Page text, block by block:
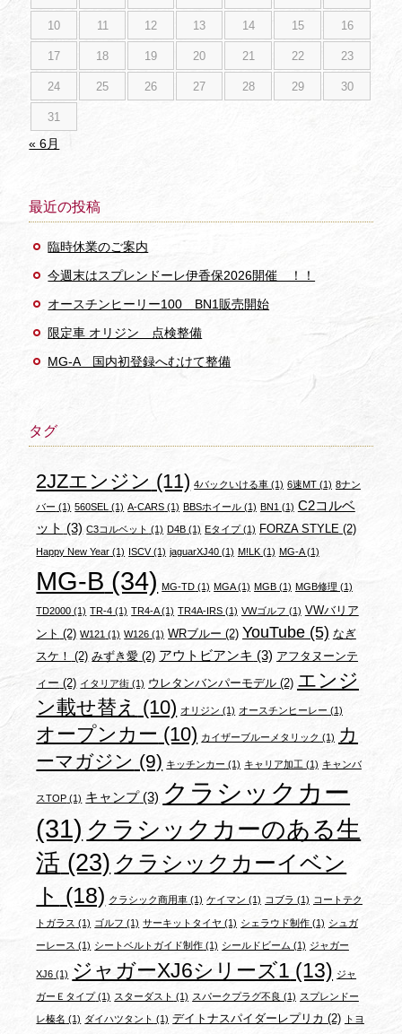
10 11 12 13 14 15 16
17 18 19 20 21 22 23
24 25 26 27 28 29 30
31
« 6月
最近の投稿
臨時休業のご案内
今週末はスプレンドーレ伊香保2026開催 ！！
オースチンヒーリー100 BN1販売開始
限定車 オリジン 点検整備
MG-A 国内初登録へむけて整備
タグ
2JZエンジン (11) 4バックいける車 (1) 6速MT (1) 8ナン
バー (1) 560SEL (1) A-CARS (1) BBSホイール(1) BN1 (1) C2コルベ
ット (3) C3コルベット (1) D4B (1) Eタイプ(1) FORZA STYLE(2)
Happy New Year (1) ISCV(1) jaguarXJ40(1) M!LK(1) MG-A(1)
MG-B (34) MG-TD (1) MGA(1) MGB (1) MGB修理 (1)
TD2000 (1) TR-4 (1) TR4-A(1) TR4A-IRS(1) VWゴルフ (1) VWバリア
ント (2) W121 (1) W126 (1) WRブルー (2) YouTube(5) なぎ
スケ！ (2) みずき愛 (2) アウトビアンキ (3) アフタヌーンテ
ィー (2) イタリア街 (1) ウレタンバンパーモデル (2) エンジ
ン載せ替え (10) オリジン (1) オースチンヒーレー (1)
オープンカー (10) カイザーブルーメタリック (1) カ
ーマガジン (9) キッチンカー (1) キャリア加工 (1) キャンバ
スTOP (1) キャンプ(3) クラシックカー
(31) クラシックカーのある生
活 (23) クラシックカーイベン
ト (18) クラシック商用車 (1) ケイマン (1) コブラ (1) コートテク
トガラス (1) ゴルフ (1) サーキットタイヤ (1) シェラウド制作(1) シュガ
ーレース (1) シートベルトガイド制作 (1) シールドビーム (1) ジャガー
XJ6 (1) ジャガーXJ6シリーズ1 (13) ジャ
ガーＥタイプ(1) スターダスト (1) スパークプラグ不良 (1) スプレンドー
レ榛名 (1) ダイハツタント (1) デイトナスパイダーレプリカ (2) トヨ